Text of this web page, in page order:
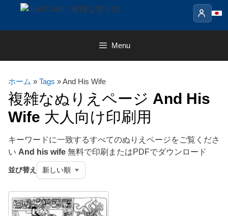
content
Menu
ホーム » Tags » And His Wife
複雑なぬりえページ And His
Wife 大人向け印刷用
キーワードに一致するすべてのぬりえページをご覧くださ
い And his wife 無料で印刷またはPDFでダウンロード
並び替え